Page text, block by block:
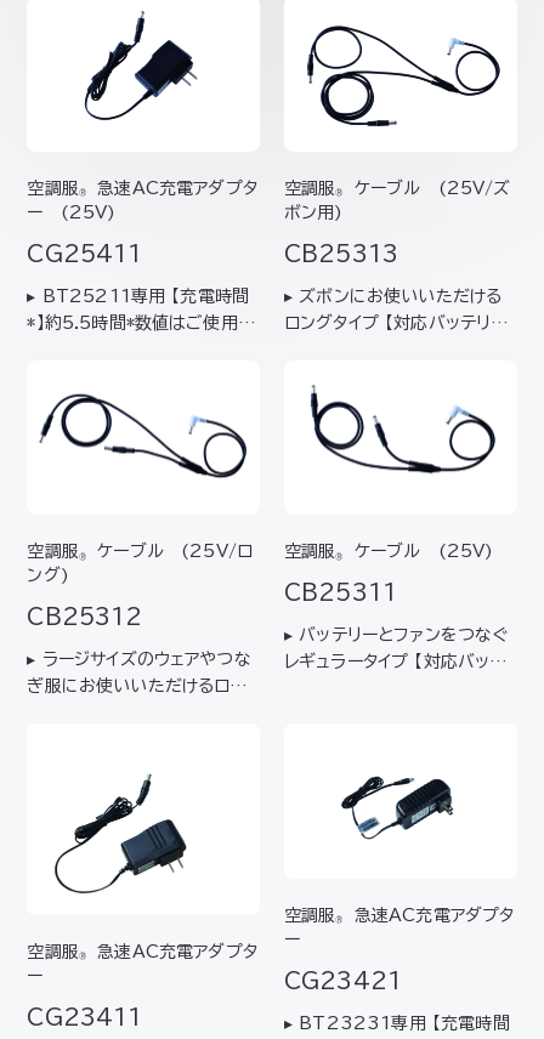
空調服®
急速AC充電アダプタ
ー (25V)
CG25411
▸ BT25211専用 【充電時間
*】約5.5時間*数値はご使用環
空調服®
ケーブル (25V/ズ
ボン用)
CB25313
▸ ズボンにお使いいただける
ロングタイプ 【対応バッテリー】
空調服®
ケーブル (25V/ロ
ング)
CB25312
▸ ラージサイズのウェアやつな
ぎ服にお使いいただけるロン
/ KU92400、KU92425、
KU92130、KU9233…
空調服® ケーブル (25V)
CB25311
▸ バッテリーとファンをつなぐ
レギュラータイプ 【対応バッテ
空調服®
急速AC充電アダプタ
ー
CG23411
空調服®
急速AC充電アダプタ
ー
CG23421
▸ BT23231専用 【充電時間